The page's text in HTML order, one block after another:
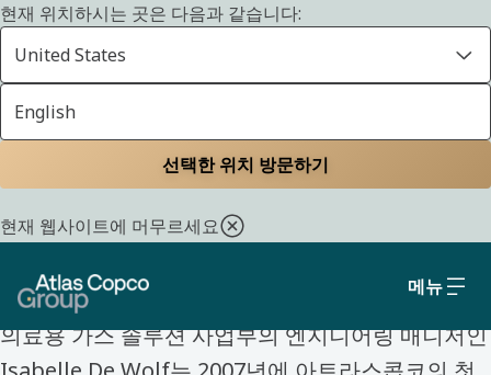
현재 위치하시는 곳은 다음과 같습니다:
United States
English
선택한 위치 방문하기
현재 웹사이트에 머무르세요
메뉴
홈 채용 아트라스콥코 그룹 라이프 직원들의 이야기
Isabelle De Wolf
의료용 가스 솔루션 사업부의 엔지니어링 매니저인